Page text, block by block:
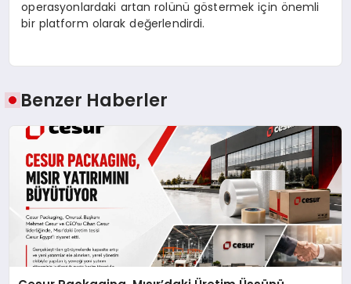
operasyonlardaki artan rolünü göstermek için önemli
bir platform olarak değerlendirdi.
Benzer Haberler